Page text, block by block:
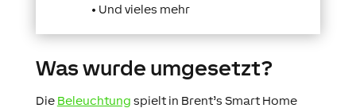
• Und vieles mehr
Was wurde umgesetzt?
Die Beleuchtung spielt in Brent’s Smart Home